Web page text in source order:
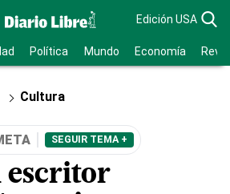
Edición USA
Política Mundo Economía
Cultura
SEGUIR TEMA +
escritor